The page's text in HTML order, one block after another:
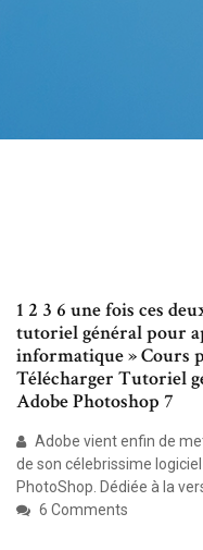
1 2 3 6 une fois ces
tutoriel général pour
informatique » Cours
Télécharger Tutoriel
Adobe Photoshop 7
Adobe vient enfin de
de son célebrissime
PhotoShop. Dédiée à la
6 Comments